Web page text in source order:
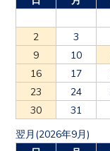
2
3
9
10
16
17
23
24
30
31
翌月(2026年9月)
日
月